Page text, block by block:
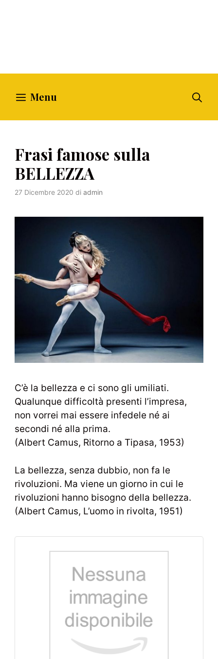
Menu
Frasi famose sulla
BELLEZZA
27 Dicembre 2020 di admin
C’è la bellezza e ci sono gli umiliati.
Qualunque difficoltà presenti l’impresa,
non vorrei mai essere infedele né ai
secondi né alla prima.
(Albert Camus, Ritorno a Tipasa, 1953)
La bellezza, senza dubbio, non fa le
rivoluzioni. Ma viene un giorno in cui le
rivoluzioni hanno bisogno della bellezza.
(Albert Camus, L’uomo in rivolta, 1951)